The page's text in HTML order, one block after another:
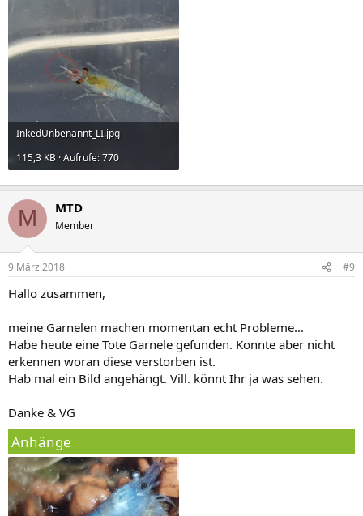
InkedUnbenannt_LI.jpg
115,3 KB · Aufrufe: 770
M MTD
Member
9 März 2018 #9
Hallo zusammen,
meine Garnelen machen momentan echt Probleme...
Habe heute eine Tote Garnele gefunden. Konnte aber nicht
erkennen woran diese verstorben ist.
Hab mal ein Bild angehängt. Vill. könnt Ihr ja was sehen.
Danke & VG
Anhänge